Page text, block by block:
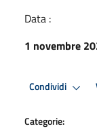
Data :
1 novembre
Condividi
Categorie: